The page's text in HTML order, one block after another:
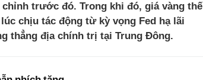
trước đó. Trong khi đó, giá vàng thế
chịu tác động từ kỳ vọng Fed hạ lãi
thẳng địa chính trị tại Trung Đông.